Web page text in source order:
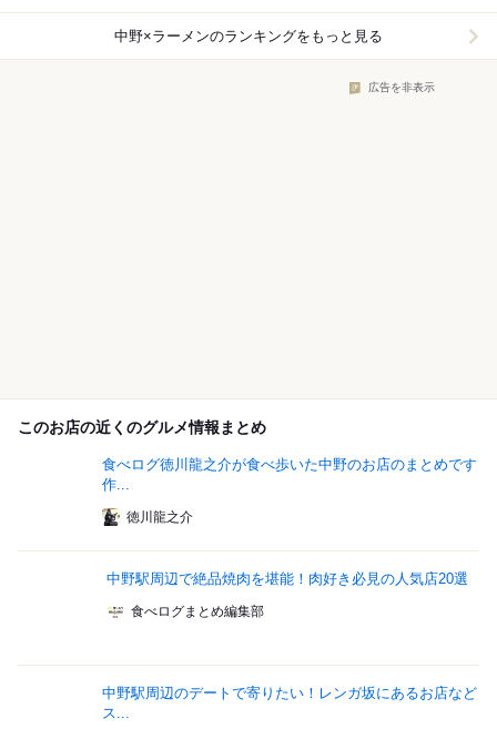
中野×ラーメンのランキングをもっと見る
広告を非表示
このお店の近くのグルメ情報まとめ
食べログ徳川龍之介が食べ歩いた中野のお店のまとめです
作...
徳川龍之介
中野駅周辺で絶品焼肉を堪能！肉好き必見の人気店20選
食べログまとめ編集部
中野駅周辺のデートで寄りたい！レンガ坂にあるお店など
ス...